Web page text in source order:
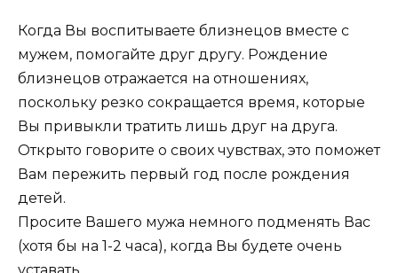
Когда Вы воспитываете близнецов вместе с
мужем, помогайте друг другу. Рождение
близнецов отражается на отношениях,
поскольку резко сокращается время, которые
Вы привыкли тратить лишь друг на друга.
Открыто говорите о своих чувствах, это поможет
Вам пережить первый год после рождения
детей.
Просите Вашего мужа немного подменять Вас
(хотя бы на 1-2 часа), когда Вы будете очень